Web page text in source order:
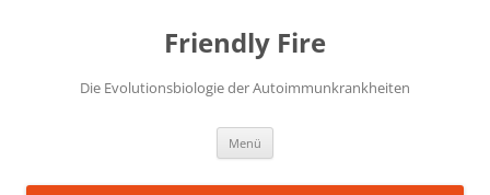
Friendly Fire
Die Evolutionsbiologie der Autoimmunkrankheiten
Menü